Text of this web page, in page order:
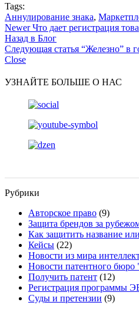
Tags:
Аннулирование знака,
Newer Что дает регистрация
Назад в Блог
Следующая статья “Железно” в
Close
УЗНАЙТЕ БОЛЬШЕ О НАС
Рубрики
Авторское право (9)
Защита брендов за
Как защитить название
Кейсы (22)
Новости из мира
Новости патентного бюро
Получить патент (12)
Регистрация программы
Суды и претензии (9)